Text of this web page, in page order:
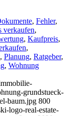
, Fehler,
verkaufen,
, Kaufpreis,
,
, Planung, Ratgeber,
, Wohnung
grundstueck-
baum.jpg 800
logo-real-estate-